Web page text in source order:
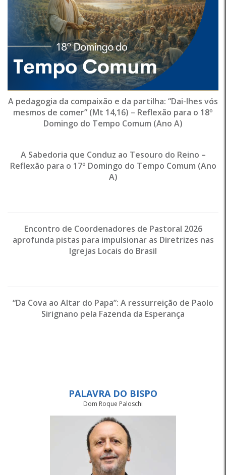
A pedagogia da compaixão e da partilha: “Dai-lhes vós
mesmos de comer” (Mt 14,16) – Reflexão para o 18º
Domingo do Tempo Comum (Ano A)
A Sabedoria que Conduz ao Tesouro do Reino –
Reflexão para o 17º Domingo do Tempo Comum (Ano
A)
Encontro de Coordenadores de Pastoral 2026
aprofunda pistas para impulsionar as Diretrizes nas
Igrejas Locais do Brasil
“Da Cova ao Altar do Papa”: A ressurreição de Paolo
Sirignano pela Fazenda da Esperança
PALAVRA DO BISPO
Dom Roque Paloschi